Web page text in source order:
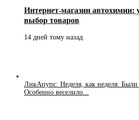
Интернет-магазин автохимии:
выбор товаров
14 дней тому назад
ЛикАпупс: Неделя, как неделя. Были
Особенно веселило...